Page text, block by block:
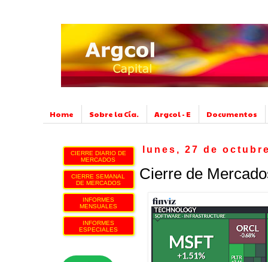
Home Sobre la Cía. Argcol - E Documentos
lunes, 27 de
Cierre de
CIERRE DIARIO DE
MERCADOS
CIERRE SEMANAL
DE MERCADOS
INFORMES
MENSUALES
INFORMES
ESPECIALES